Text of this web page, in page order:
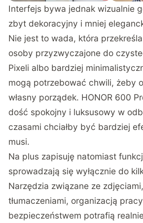
Interfejs bywa jednak wizualnie
zbyt dekoracyjny i mniej
Nie jest to wada, która
osoby przyzwyczajone do
Pixeli albo bardziej
mogą potrzebować chwili, żeby
własny porządek. HONOR 600
dość spokojny i luksusowy w
czasami chciałby być bardziej
musi.
Na plus zapisuję natomiast
sprowadzają się wyłącznie do
Narzędzia związane ze
tłumaczeniami, organizacją
bezpieczeństwem potrafią